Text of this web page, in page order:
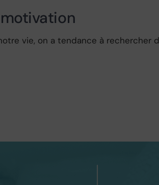
vie, on a tendance à rechercher